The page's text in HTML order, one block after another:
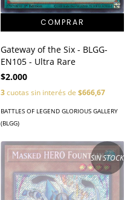
Gateway of the Six - BLGG-
EN105 - Ultra Rare
$2.000
3cuotas sin interés de $666,67
BATTLES OF LEGEND GLORIOUS GALLERY
(BLGG)
SIN STOCK